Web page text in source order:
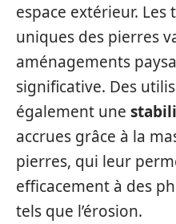
espace extérieur.
uniques des pierres
aménagements
significative. Des
également une
accrues grâce à la
pierres, qui leur
efficacement à des
tels que l’érosion.